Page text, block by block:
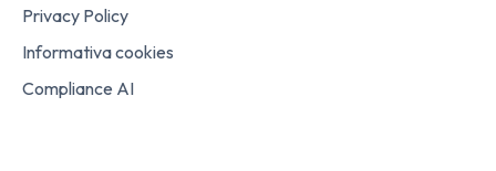
Privacy Policy
Informativa cookies
Compliance AI